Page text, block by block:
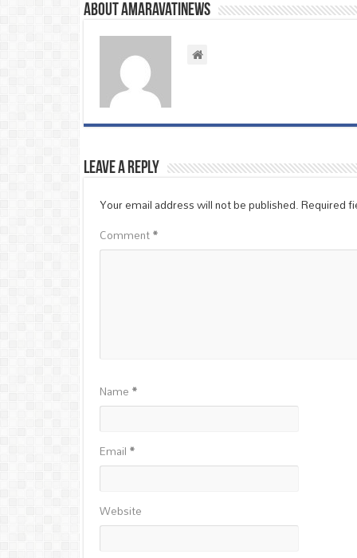
About amaravatinews
Leave a Reply
Your email address will not be published.Required
Comment*
Name*
Email*
Website